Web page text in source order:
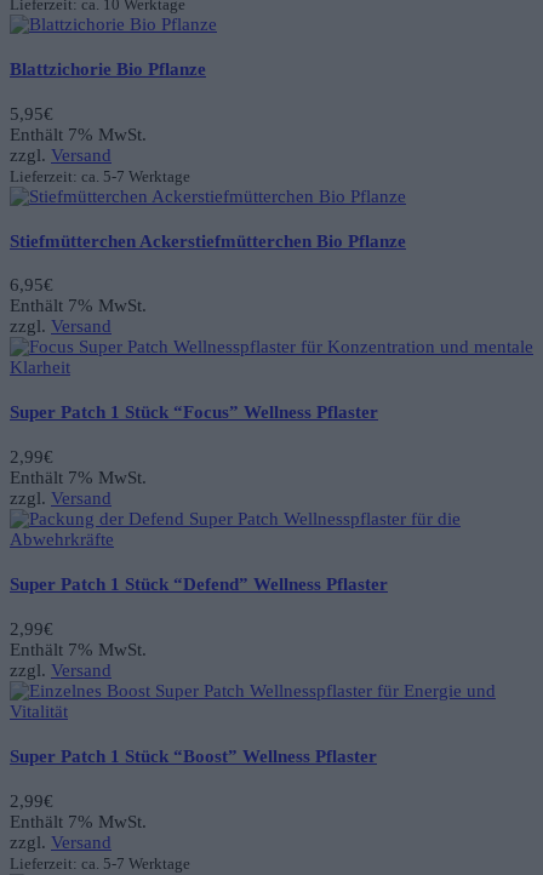
Lieferzeit: ca. 10 Werktage
Blattzichorie Bio Pflanze
5,95€
Enthält 7% MwSt.
zzgl. Versand
Lieferzeit: ca. 5-7 Werktage
Stiefmütterchen Ackerstiefmütterchen Bio Pflanze
6,95€
Enthält 7% MwSt.
zzgl. Versand
Super Patch 1 Stück “Focus” Wellness Pflaster
2,99€
Enthält 7% MwSt.
zzgl. Versand
Super Patch 1 Stück “Defend” Wellness Pflaster
2,99€
Enthält 7% MwSt.
zzgl. Versand
Super Patch 1 Stück “Boost” Wellness Pflaster
2,99€
Enthält 7% MwSt.
zzgl. Versand
Lieferzeit: ca. 5-7 Werktage